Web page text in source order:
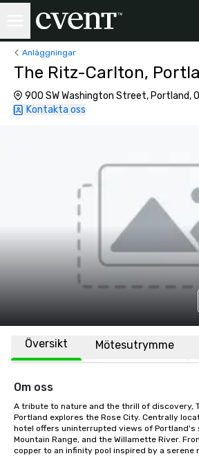
Anläggningar
The Ritz-Carlton,
900 SW Washington Street, Portland,
Kontakta oss
Översikt Mötesutrymme
Om oss
A tribute to nature and the thrill of discovery,
Portland explores the Rose City. Centrally
hotel offers uninterrupted views of Portland's
Mountain Range, and the Willamette River.
copper to an infinity pool inspired by a serene